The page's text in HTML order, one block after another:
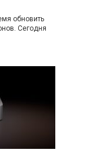
обновить
Сегодня